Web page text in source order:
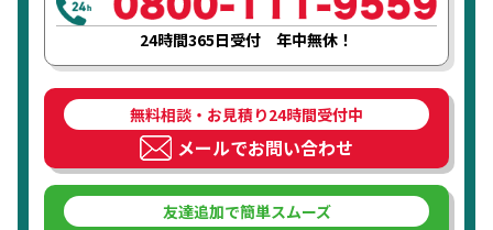
24時間365日受付 年中無休！
無料相談・お見積り24時間受付中
メールでお問い合わせ
友達追加で簡単スムーズ